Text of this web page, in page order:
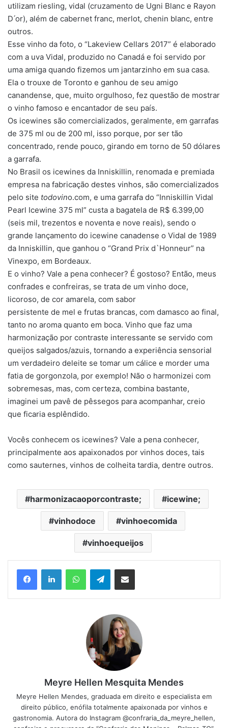
utilizam riesling, vidal (cruzamento de Ugni Blanc e Rayon
D ́or), além de cabernet franc, merlot, chenin blanc, entre
outros.
Esse vinho da foto, o “Lakeview Cellars 2017” é elaborado
com a uva Vidal, produzido no Canadá e foi servido por
uma amiga quando fizemos um jantarzinho em sua casa.
Ela o trouxe de Toronto e ganhou de seu amigo
canandense, que, muito orgulhoso, fez questão de mostrar
o vinho famoso e encantador de seu país.
Os icewines são comercializados, geralmente, em garrafas
de 375 ml ou de 200 ml, isso porque, por ser tão
concentrado, rende pouco, girando em torno de 50 dólares
a garrafa.
No Brasil os icewines da Inniskillin, renomada e premiada
empresa na fabricação destes vinhos, são comercializados
pelo site todovino.com, e uma garrafa do “Inniskillin Vidal
Pearl Icewine 375 ml” custa a bagatela de R$ 6.399,00
(seis mil, trezentos e noventa e nove reais), sendo o
grande lançamento do icewine canadense o Vidal de 1989
da Inniskillin, que ganhou o “Grand Prix d`Honneur” na
Vinexpo, em Bordeaux.
E o vinho? Vale a pena conhecer? É gostoso? Então, meus
confrades e confreiras, se trata de um vinho doce,
licoroso, de cor amarela, com sabor
persistente de mel e frutas brancas, com damasco ao final,
tanto no aroma quanto em boca. Vinho que faz uma
harmonização por contraste interessante se servido com
queijos salgados/azuis, tornando a experiência sensorial
um verdadeiro deleite se tomar um cálice e morder uma
fatia de gorgonzola, por exemplo! Não o harmonizei com
sobremesas, mas, com certeza, combina bastante,
imaginei um pavê de pêssegos para acompanhar, creio
que ficaria esplêndido.
Vocês conhecem os icewines? Vale a pena conhecer,
principalmente aos apaixonados por vinhos doces, tais
como sauternes, vinhos de colheita tardia, dentre outros.
harmonizacaoporcontraste; icewine;
vinhodoce vinhoecomida
vinhoequeijos
Telegram
Meyre Hellen Mesquita Mendes
Meyre Hellen Mendes, graduada em direito e especialista em
direito público, enófila totalmente apaixonada por vinhos e
gastronomia. Autora do Instagram @confraria_da_meyre_hellen,